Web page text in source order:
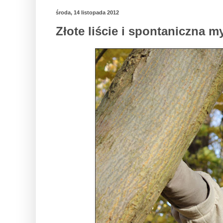
środa, 14 listopada 2012
Złote liście i spontaniczna